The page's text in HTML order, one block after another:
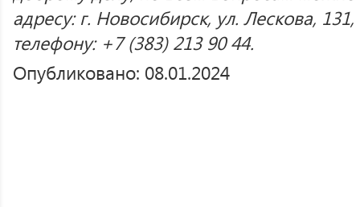
адресу: г. Новосибирск, ул. Лескова,
телефону: +7 (383) 213 90 44.
Опубликовано: 08.01.2024